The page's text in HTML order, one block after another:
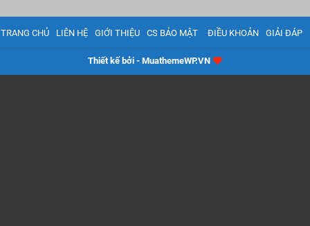
TRANG CHỦ LIÊN HỆ GIỚI THIỆU CS BẢO MẬT ĐIỀU KHOẢN GIẢI ĐÁP
Thiết kế bởi - MuathemeWP.VN